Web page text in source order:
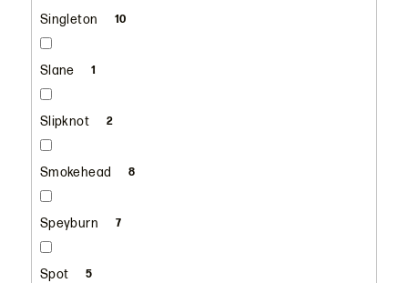
Singleton 10
Slane 1
Slipknot 2
Smokehead 8
Speyburn 7
Spot 5